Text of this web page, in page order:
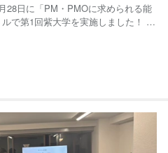
28日に「PM・PMOに求められる能
で第1回紫大学を実施しました！ 当
か」という基本的な部分から、求め
についてお話いただき...